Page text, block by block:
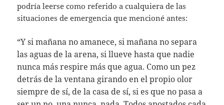
podría leerse como referido a cualquiera de las
situaciones de emergencia que mencioné antes:
“Y si mañana no amanece, si mañana no separa
las aguas de la arena, si llueve hasta que nadie
nunca más respire más que agua. Como un pez
detrás de la ventana girando en el propio olor
siempre de sí, de la casa de sí, si es que no pasa a